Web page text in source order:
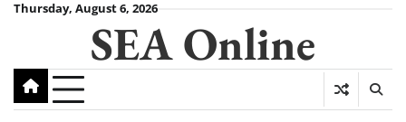
SkipThursday, August 6, 2026
SEA Online